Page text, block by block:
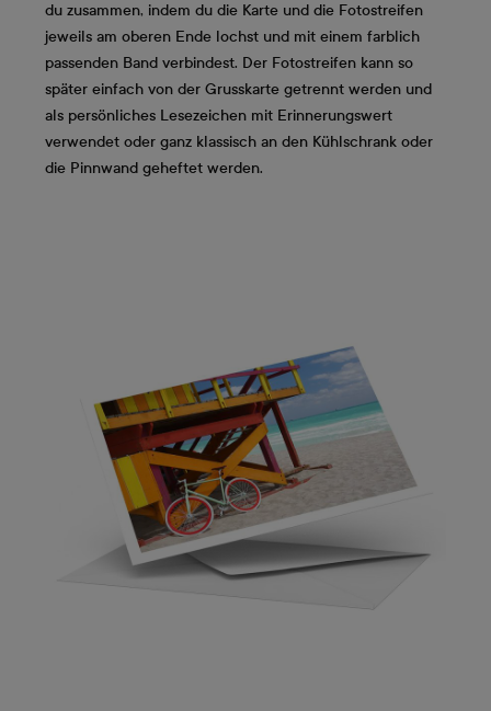
du zusammen, indem du die Karte und die Fotostreifen
jeweils am oberen Ende lochst und mit einem farblich
passenden Band verbindest. Der Fotostreifen kann so
später einfach von der Grusskarte getrennt werden und
als persönliches Lesezeichen mit Erinnerungswert
verwendet oder ganz klassisch an den Kühlschrank oder
die Pinnwand geheftet werden.